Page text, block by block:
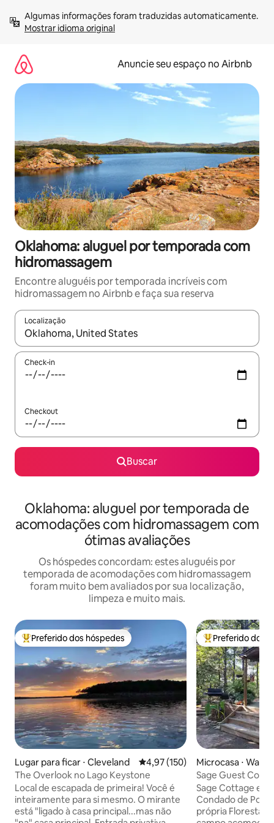
para
Mostrar idioma original
Anuncie seu espaço no Airbnb
Oklahoma: aluguel por temporada com
hidromassagem
Encontre aluguéis por temporada incríveis com
hidromassagem no Airbnb e faça sua reserva
Localização
Quando os resultados estiverem disponíveis, explore-os
Check-in
Checkout
Buscar
Oklahoma: aluguel por temporada de
acomodações com hidromassagem com
ótimas avaliações
Os hóspedes concordam: estes aluguéis por
temporada de acomodações com hidromassagem
foram muito bem avaliados por sua localização,
limpeza e muito mais.
Entre os melhores preferidos dos hóspedes
Preferido dos hóspedes
Lugar para ficar ⋅ Cleveland 4,97 de uma avaliação média de
4,97 (150)
The Overlook no Lago Keystone
Local de escapada de primeira! Você é
inteiramente para si mesmo. O mirante
está "ligado à casa principal...mas não
Entre os
Preferido dos
Microcasa ⋅
Sage Guest
(LEGAL)
Sage Cottage
Condado de
própria Floresta